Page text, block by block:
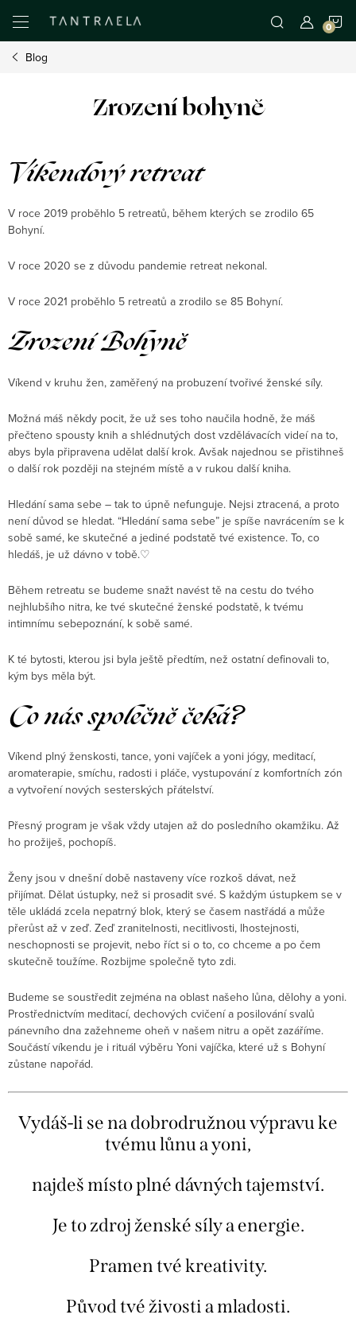
obsah
Blog
Zrození bohyně
Víkendový retreat
V roce 2019 proběhlo 5 retreatů, během kterých se zrodilo 65
Bohyní.
V roce 2020 se z důvodu pandemie retreat nekonal.
V roce 2021 proběhlo 5 retreatů a zrodilo se 85 Bohyní.
Zrození Bohyně
Víkend v kruhu žen, zaměřený na probuzení tvořivé ženské síly.
Možná máš někdy pocit, že už ses toho naučila hodně, že máš
přečteno spousty knih a shlédnutých dost vzdělávacích videí na to,
abys byla připravena udělat další krok. Avšak najednou se přistihneš
o další rok později na stejném místě a v rukou další kniha.
Hledání sama sebe – tak to úpně nefunguje. Nejsi ztracená, a proto
není důvod se hledat. “Hledání sama sebe” je spíše navrácením se k
sobě samé, ke skutečné a jediné podstatě tvé existence. To, co
hledáš, je už dávno v tobě.♡
Během retreatu se budeme snažt navést tě na cestu do tvého
nejhlubšího nitra, ke tvé skutečné ženské podstatě, k tvému
intimnímu sebepoznání, k sobě samé.
K té bytosti, kterou jsi byla ještě předtím, než ostatní definovali to,
kým bys měla být.
Co nás společně čeká?
Víkend plný ženskosti, tance, yoni vajíček a yoni jógy, meditací,
aromaterapie, smíchu, radosti i pláče, vystupování z komfortních zón
a vytvoření nových sesterských přátelství.
Přesný program je však vždy utajen až do posledního okamžiku. Až
ho prožiješ, pochopíš.
Ženy jsou v dnešní době nastaveny více rozkoš dávat, než
přijímat. Dělat ústupky, než si prosadit své. S každým ústupkem se v
těle ukládá zcela nepatrný blok, který se časem nastřádá a může
přerůst až v zeď. Zeď zranitelnosti, necitlivosti, lhostejnosti,
neschopnosti se projevit, nebo říct si o to, co chceme a po čem
skutečně toužíme. Rozbijme společně tyto zdi.
Budeme se soustředit zejména na oblast našeho lůna, dělohy a yoni.
Prostřednictvím meditací, dechových cvičení a posilování svalů
pánevního dna zažehneme oheň v našem nitru a opět zazáříme.
Součástí víkendu je i rituál výběru Yoni vajíčka, které už s Bohyní
zůstane napořád.
Vydáš-li se na dobrodružnou výpravu ke
tvému lůnu a yoni,
najdeš místo plné dávných tajemství.
Je to zdroj ženské síly a energie.
Pramen tvé kreativity.
Původ tvé živosti a mladosti.